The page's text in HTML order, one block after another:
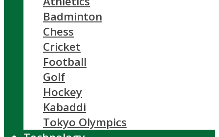
Badminton
Chess
Cricket
Football
Golf
Hockey
Kabaddi
Tokyo Olympics